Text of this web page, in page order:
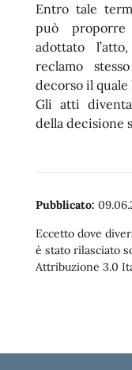
Entro tale
può proporre
adottato
reclamo
decorso il
Gli atti
della decisione
Pubblicato:
Eccetto dove
è stato rilasciato
Attribuzione 3.0